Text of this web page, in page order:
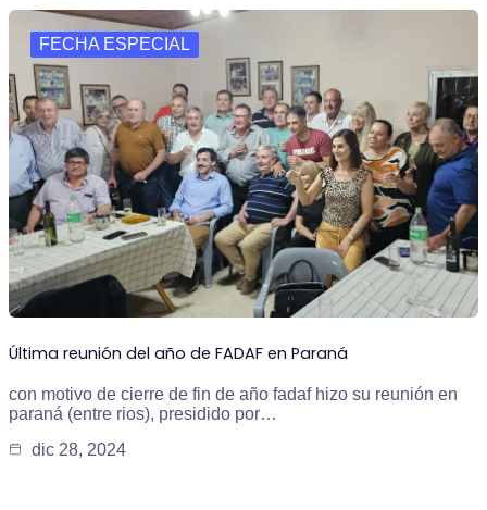
FECHA ESPECIAL
Última reunión del año de FADAF en Paraná
con motivo de cierre de fin de año fadaf hizo su reunión en
paraná (entre rios), presidido por…
dic 28, 2024